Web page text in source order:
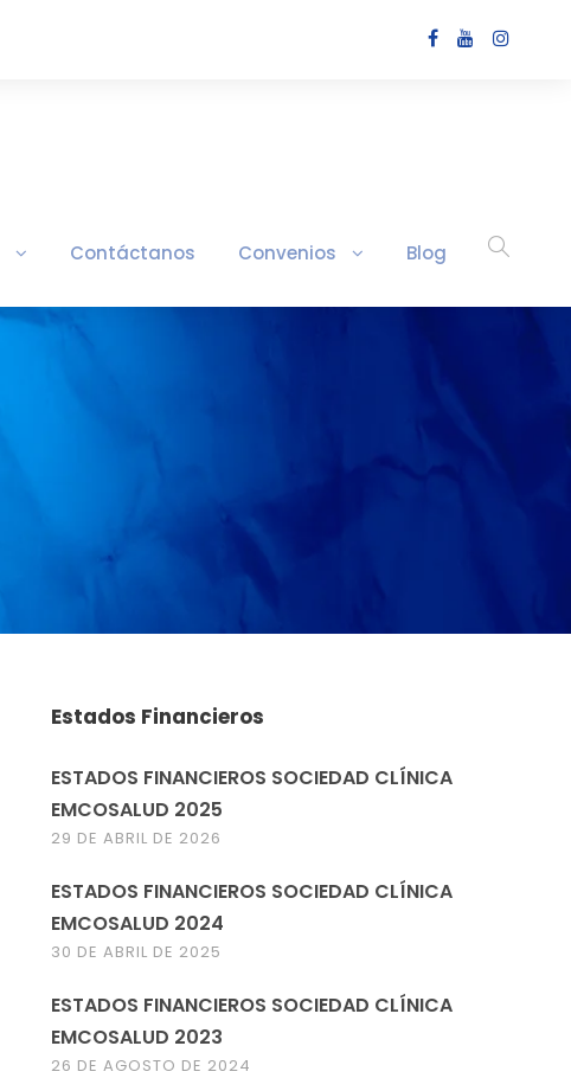
Contáctanos Convenios Blog
Estados Financieros
ESTADOS FINANCIEROS SOCIEDAD CLÍNICA
EMCOSALUD 2025
29 DE ABRIL DE 2026
ESTADOS FINANCIEROS SOCIEDAD CLÍNICA
EMCOSALUD 2024
30 DE ABRIL DE 2025
ESTADOS FINANCIEROS SOCIEDAD CLÍNICA
EMCOSALUD 2023
26 DE AGOSTO DE 2024